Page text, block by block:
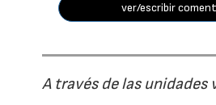
ver/escribir
A través de las unidades